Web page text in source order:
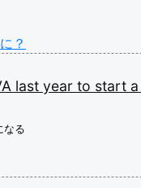
？
last year to start a
なる